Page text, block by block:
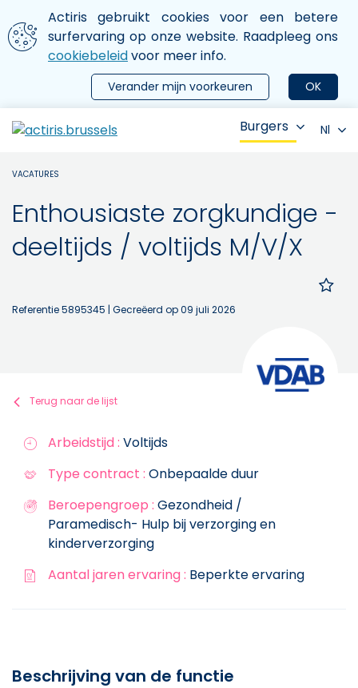
Aller au contenu principal
We gebruiken cookies
Actiris gebruikt cookies voor een betere
surfervaring op onze website. Raadpleeg ons
cookiebeleidvoor meer info.
OK
Verander mijn voorkeuren
le menu
Burgers Nl
VACATURES
Enthousiaste zorgkundige -
deeltijds / voltijds M/V/X
Referentie 5895345 | Gecreëerd op 09 juli 2026
Terug naar de lijst
Arbeidstijd : Voltijds
Type contract : Onbepaalde duur
Beroepengroep : Gezondheid /
Paramedisch- Hulp bij verzorging en
kinderverzorging
Aantal jaren ervaring : Beperkte ervaring
Beschrijving van de functie